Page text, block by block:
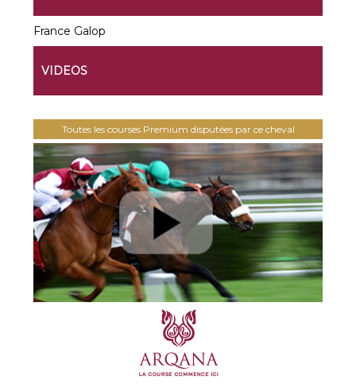
France Galop
VIDEOS
Toutes les courses Premium disputées par ce cheval